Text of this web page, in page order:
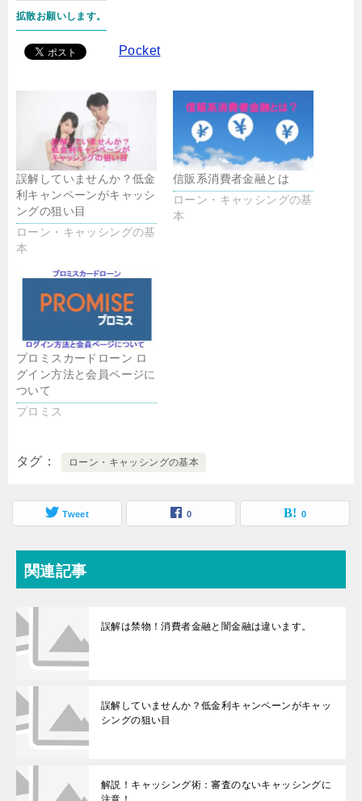
拡散お願いします。
Pocket
誤解していませんか？低金
利キャンペーンがキャッシ
ングの狙い目
ローン・キャッシングの基
本
信販系消費者金融とは
ローン・キャッシングの基
本
プロミスカードローン ロ
グイン方法と会員ページに
ついて
プロミス
タグ ローン・キャッシングの基本
Tweet 0 0
関連記事
誤解は禁物！消費者金融と闇金融は違います。
誤解していませんか？低金利キャンペーンがキャッ
シングの狙い目
解説！キャッシング術：審査のないキャッシングに